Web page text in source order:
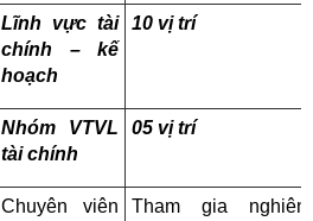
Lĩnh vực tài
chính – kế
hoạch
10 vị trí
Nhóm VTVL
tài chính
05 vị trí
Chuyên viên
Tham gia nghiên